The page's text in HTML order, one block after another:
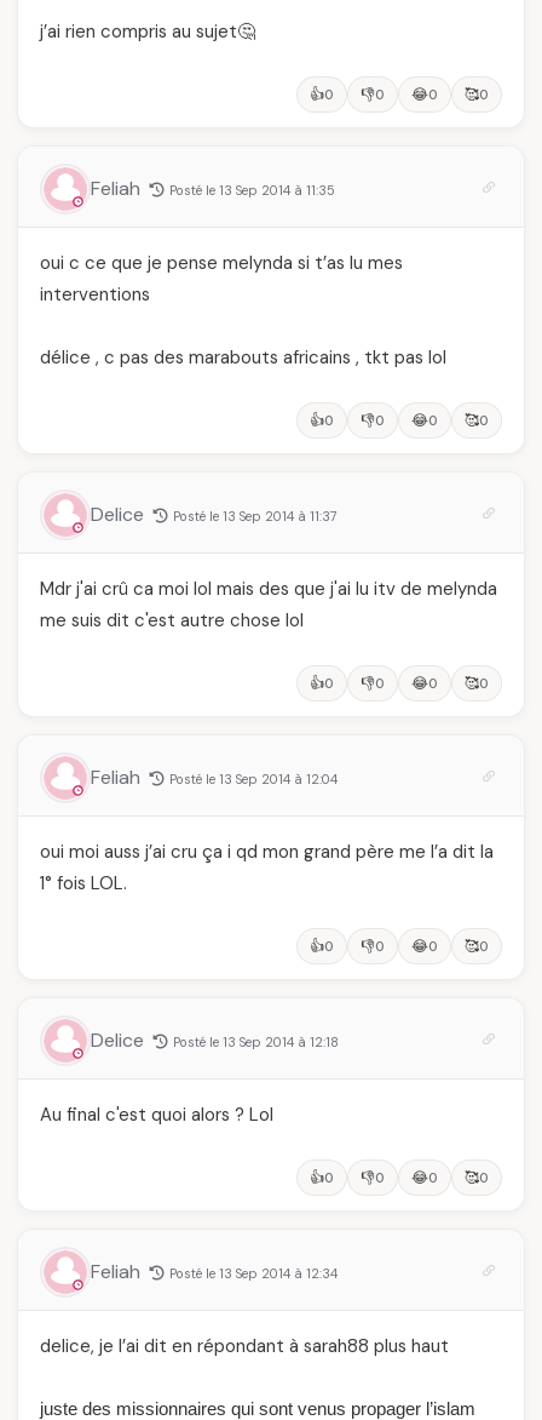
j’ai rien compris au sujet🤔
👍0 👎0 😂0 🥰0
Feliah Posté le 13 Sep 2014 à 11:35
oui c ce que je pense melynda si t’as lu mes
interventions
délice , c pas des marabouts africains , tkt pas lol
👍0 👎0 😂0 🥰0
Delice Posté le 13 Sep 2014 à 11:37
Mdr j'ai crû ca moi lol mais des que j'ai lu itv de melynda
me suis dit c'est autre chose lol
👍0 👎0 😂0 🥰0
Feliah Posté le 13 Sep 2014 à 12:04
oui moi auss j’ai cru ça i qd mon grand père me l’a dit la
1° fois LOL.
👍0 👎0 😂0 🥰0
Delice Posté le 13 Sep 2014 à 12:18
Au final c'est quoi alors ? Lol
👍0 👎0 😂0 🥰0
Feliah Posté le 13 Sep 2014 à 12:34
delice, je l’ai dit en répondant à sarah88 plus haut
juste des missionnaires qui sont venus propager l’islam